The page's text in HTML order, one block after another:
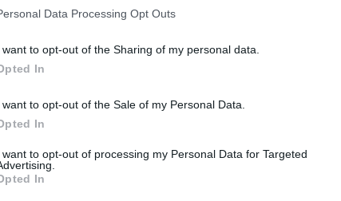
Data Processing Opt Outs
want to opt-out of the Sharing of my personal data.
In
want to opt-out of the Sale of my Personal Data.
In
want to opt-out of processing my Personal Data for Targeted
In
των Ολυμπιακών Αγώνων όπως θα
των μεταδόσεων ως τις 10 Αυγούστου: